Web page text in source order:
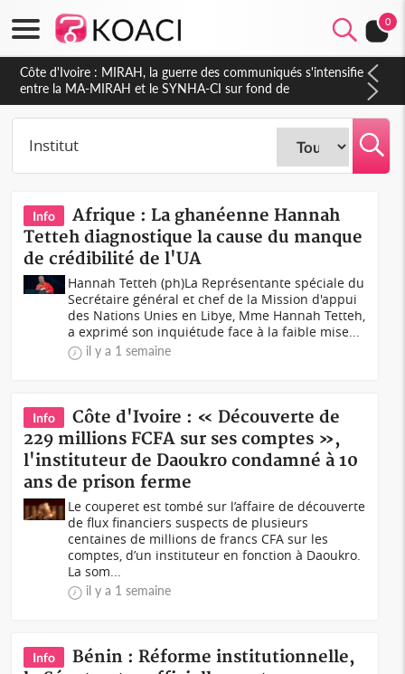
0
Côte d'Ivoire : Indépendance 2026, Thiam plaide pour un
environnement démocratique plus apaisé
Info
Afrique : La ghanéenne Hannah
Tetteh diagnostique la cause du manque
de crédibilité de l'UA
Hannah Tetteh (ph)La Représentante spéciale du
Secrétaire général et chef de la Mission d'appui
des Nations Unies en Libye, Mme Hannah Tetteh,
a exprimé son inquiétude face à la faible mise...
il y a 1 semaine
Info
Côte d'Ivoire : « Découverte de
229 millions FCFA sur ses comptes »,
l'instituteur de Daoukro condamné à 10
ans de prison ferme
Le couperet est tombé sur l’affaire de découverte
de flux financiers suspects de plusieurs
centaines de millions de francs CFA sur les
comptes, d’un instituteur en fonction à Daoukro.
La som...
il y a 1 semaine
Info
Bénin : Réforme institutionnelle,